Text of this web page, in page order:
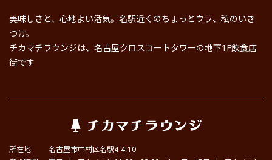
美味しさと、心地よい活気。名駅近くのちょっとウラ、私のいき
つけ。
チカマチラウンジは、名古屋クロスコートタワーの地下1F飲食店
街です
所在地
名古屋市中村区名駅4-4-10